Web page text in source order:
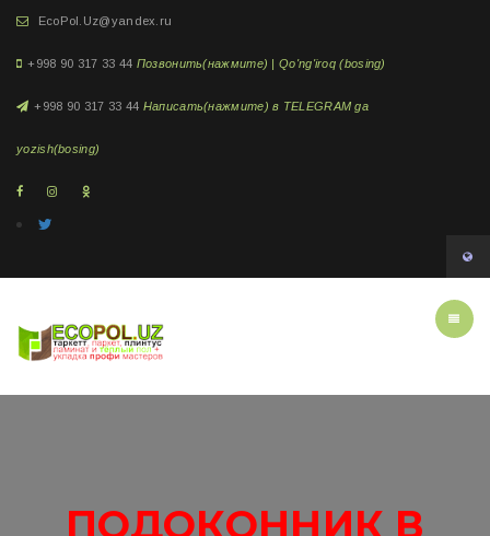
EcoPol.Uz@yandex.ru
+998 90 317 33 44 Позвонить(нажмите) | Qo'ng'iroq (bosing)
+998 90 317 33 44 Написать(нажмите) в TELEGRAM ga
yozish(bosing)
ПОДОКОННИК В